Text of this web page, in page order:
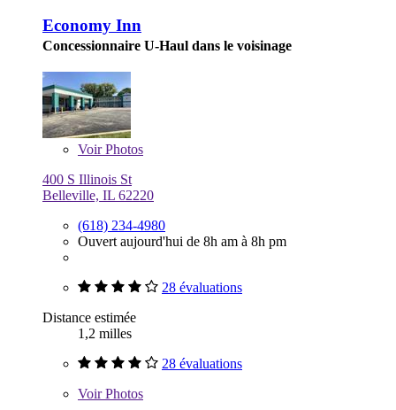
Economy Inn
Concessionnaire U-Haul dans le voisinage
VoirPhotos
400 S Illinois St
Belleville, IL 62220
(618) 234-4980
Ouvert aujourd'hui de 8h am à 8h pm
28 évaluations
Distance estimée
1,2 milles
28 évaluations
VoirPhotos